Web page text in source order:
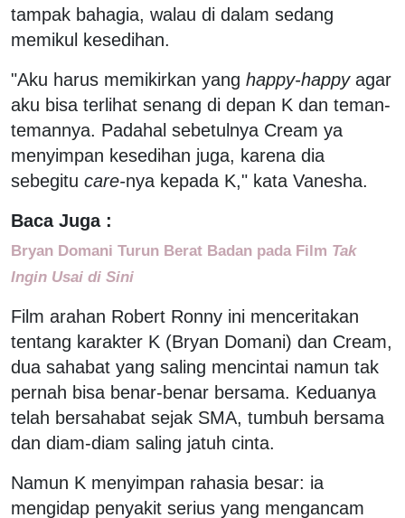
tampak bahagia, walau di dalam sedang
memikul kesedihan.
"Aku harus memikirkan yang happy-happyagar
aku bisa terlihat senang di depan K dan teman-
temannya. Padahal sebetulnya Cream ya
menyimpan kesedihan juga, karena dia
sebegitu care-nya kepada K," kata Vanesha.
Baca Juga :
Bryan Domani Turun Berat Badan pada Film Tak
Ingin Usai di Sini
Film arahan Robert Ronny ini menceritakan
tentang karakter K (Bryan Domani) dan Cream,
dua sahabat yang saling mencintai namun tak
pernah bisa benar-benar bersama. Keduanya
telah bersahabat sejak SMA, tumbuh bersama
dan diam-diam saling jatuh cinta.
Namun K menyimpan rahasia besar: ia
mengidap penyakit serius yang mengancam